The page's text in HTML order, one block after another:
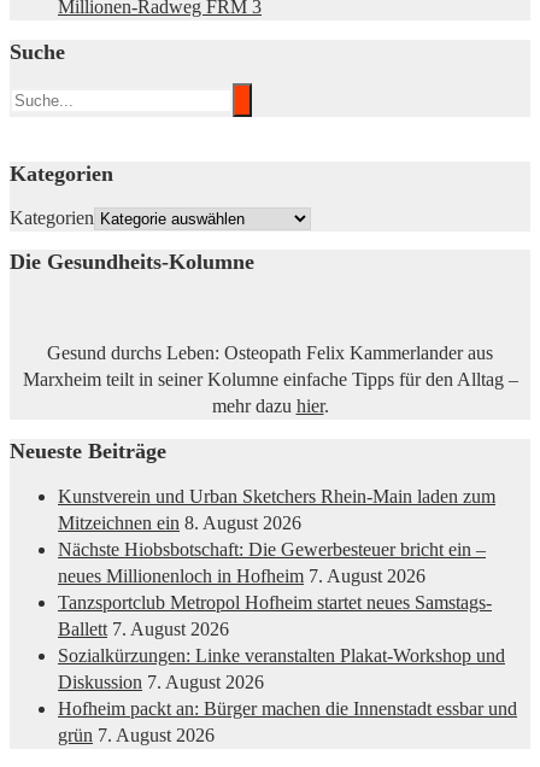
Millionen-Radweg FRM 3
Suche
Kategorien
Kategorien
Die Gesundheits-Kolumne
Gesund durchs Leben: Osteopath Felix Kammerlander aus
Marxheim teilt in seiner Kolumne einfache Tipps für den Alltag –
mehr dazu hier.
Neueste Beiträge
Kunstverein und Urban Sketchers Rhein-Main laden zum
Mitzeichnen ein 8. August 2026
Nächste Hiobsbotschaft: Die Gewerbesteuer bricht ein –
neues Millionenloch in Hofheim 7. August 2026
Tanzsportclub Metropol Hofheim startet neues Samstags-
Ballett 7. August 2026
Sozialkürzungen: Linke veranstalten Plakat-Workshop und
Diskussion 7. August 2026
Hofheim packt an: Bürger machen die Innenstadt essbar und
grün 7. August 2026